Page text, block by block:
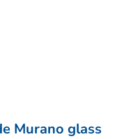
Murano glass